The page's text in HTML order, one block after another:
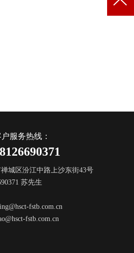
服务热线：
城区汾江中路上沙东街43号
苏先生
fstb.com.cn
fstb.com.cn